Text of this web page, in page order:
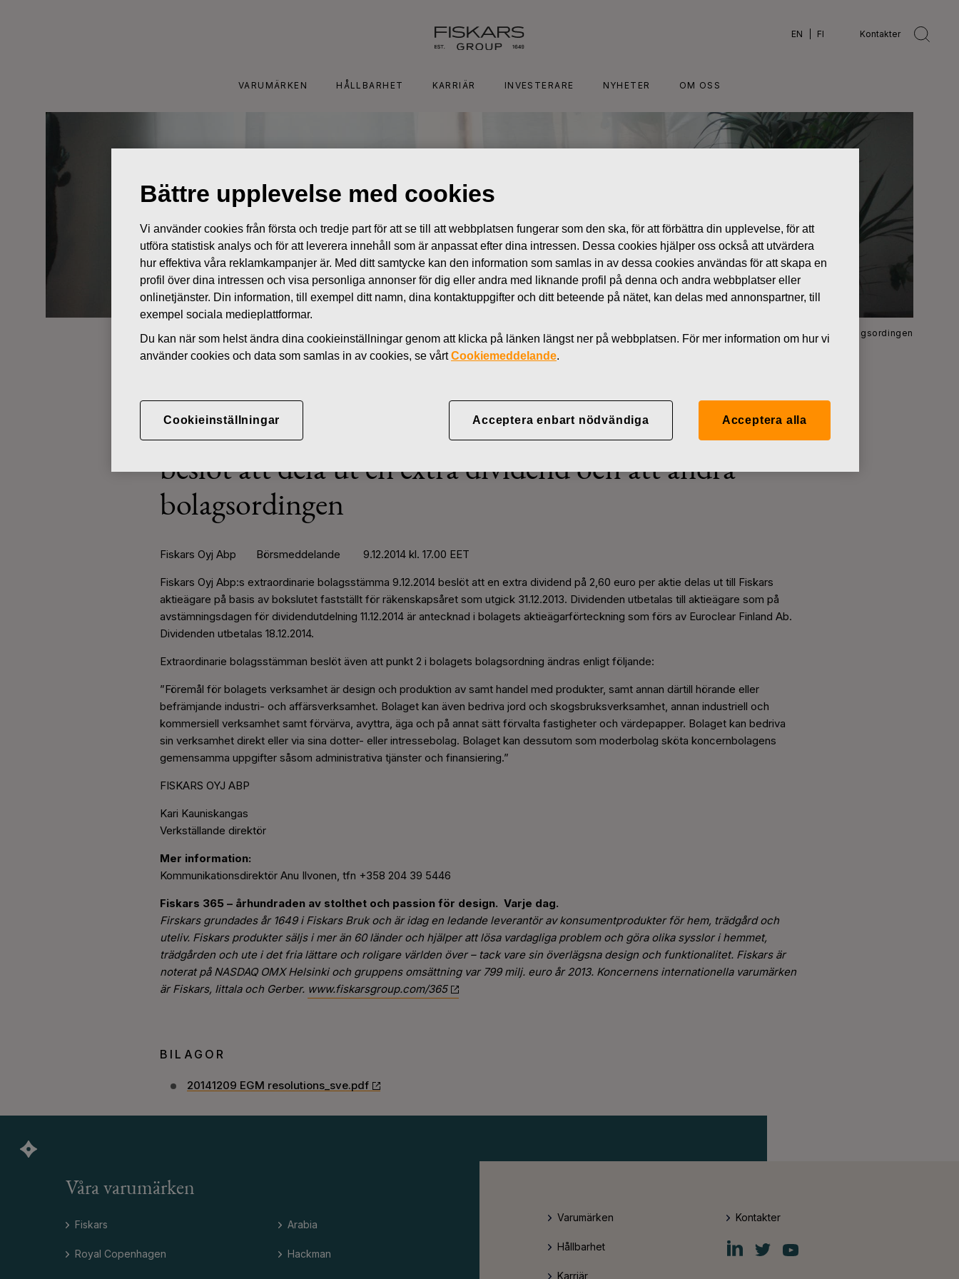
EN FI Kontakter
VARUMÄRKEN HÅLLBARHET KARRIÄR INVESTERARE NYHETER OM OSS
Nyheter Fiskars Oyj Abp:s extraordinarie bolagsstämma beslöt att dela ut en extra dividend och att ändra bolagsordingen
BÖRSMEDDELANDEN
Fiskars Oyj Abp:s extraordinarie bolagsstämma
beslöt att dela ut en extra dividend och att ändra
bolagsordingen
Fiskars Oyj Abp Börsmeddelande 9.12.2014 kl. 17.00 EET
Fiskars Oyj Abp:s extraordinarie bolagsstämma 9.12.2014 beslöt att en extra dividend på 2,60 euro per aktie delas ut till Fiskars
aktieägare på basis av bokslutet fastställt för räkenskapsåret som utgick 31.12.2013. Dividenden utbetalas till aktieägare som på
avstämningsdagen för dividendutdelning 11.12.2014 är antecknad i bolagets aktieägarförteckning som förs av Euroclear Finland Ab.
Dividenden utbetalas 18.12.2014.
Extraordinarie bolagsstämman beslöt även att punkt 2 i bolagets bolagsordning ändras enligt följande:
”Föremål för bolagets verksamhet är design och produktion av samt handel med produkter, samt annan därtill hörande eller
befrämjande industri- och affärsverksamhet. Bolaget kan även bedriva jord och skogsbruksverksamhet, annan industriell och
kommersiell verksamhet samt förvärva, avyttra, äga och på annat sätt förvalta fastigheter och värdepapper. Bolaget kan bedriva
sin verksamhet direkt eller via sina dotter- eller intressebolag. Bolaget kan dessutom som moderbolag sköta koncernbolagens
gemensamma uppgifter såsom administrativa tjänster och finansiering.”
FISKARS OYJ ABP
Kari Kauniskangas
Verkställande direktör
Mer information:
Kommunikationsdirektör Anu Ilvonen, tfn +358 204 39 5446
Fiskars 365 – århundraden av stolthet och passion för design. Varje dag.
Firskars grundades år 1649 i Fiskars Bruk och är idag en ledande leverantör av konsumentprodukter för hem, trädgård och
uteliv. Fiskars produkter säljs i mer än 60 länder och hjälper att lösa vardagliga problem och göra olika sysslor i hemmet,
trädgården och ute i det fria lättare och roligare världen över – tack vare sin överlägsna design och funktionalitet. Fiskars är
noterat på NASDAQ OMX Helsinki och gruppens omsättning var 799 milj. euro år 2013. Koncernens internationella varumärken
är Fiskars, Iittala och Gerber. www.fiskarsgroup.com/365
BILAGOR
20141209 EGM resolutions_sve.pdf
Våra varumärken
Fiskars
Royal Copenhagen
Arabia
Hackman
Varumärken
Hållbarhet
Karriär
Kontakter
Fiskars
Group
Fiskars
Group
Fiskars
Group
Bättre upplevelse med cookies
Vi använder cookies från första och tredje part för att se till att webbplatsen fungerar som den ska, för att förbättra din upplevelse, för att
utföra statistisk analys och för att leverera innehåll som är anpassat efter dina intressen. Dessa cookies hjälper oss också att utvärdera
hur effektiva våra reklamkampanjer är. Med ditt samtycke kan den information som samlas in av dessa cookies användas för att skapa en
profil över dina intressen och visa personliga annonser för dig eller andra med liknande profil på denna och andra webbplatser eller
onlinetjänster. Din information, till exempel ditt namn, dina kontaktuppgifter och ditt beteende på nätet, kan delas med annonspartner, till
exempel sociala medieplattformar.
Du kan när som helst ändra dina cookieinställningar genom att klicka på länken längst ner på webbplatsen. För mer information om hur vi
använder cookies och data som samlas in av cookies, se vårtCookiemeddelande.
Cookieinställningar Acceptera enbart nödvändiga Acceptera alla